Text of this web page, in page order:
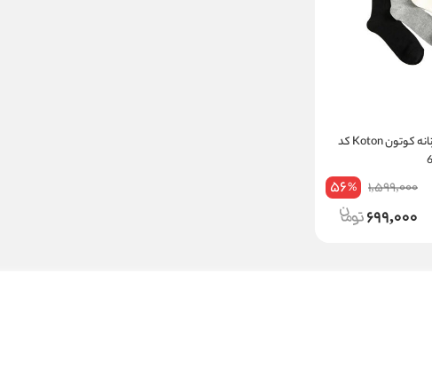
جوراب ساق بلند زنانه کوتون Koton کد
1,599,000
56%
699,000